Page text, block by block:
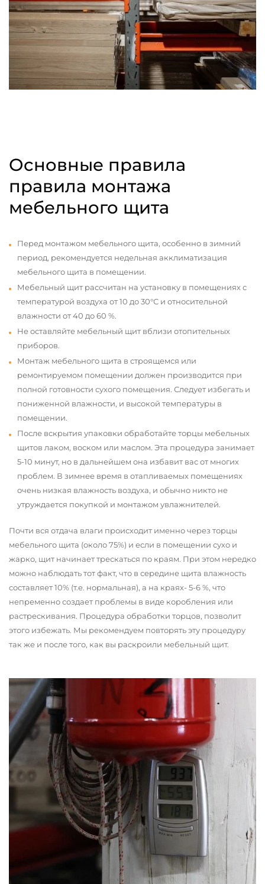
Основные правила
правила монтажа
мебельного щита
Перед монтажом мебельного щита, особенно в зимний
период, рекомендуется недельная акклиматизация
мебельного щита в помещении.
Мебельный щит рассчитан на установку в помещениях с
температурой воздуха от 10 до 30°С и относительной
влажности от 40 до 60 %.
Не оставляйте мебельный щит вблизи отопительных
приборов.
Монтаж мебельного щита в строящемся или
ремонтируемом помещении должен производится при
полной готовности сухого помещения. Следует избегать и
пониженной влажности, и высокой температуры в
помещении.
После вскрытия упаковки обработайте торцы мебельных
щитов лаком, воском или маслом. Эта процедура занимает
5-10 минут, но в дальнейшем она избавит вас от многих
проблем. В зимнее время в отапливаемых помещениях
очень низкая влажность воздуха, и обычно никто не
утруждается покупкой и монтажом увлажнителей.
Почти вся отдача влаги происходит именно через торцы
мебельного щита (около 75%) и если в помещении сухо и
жарко, щит начинает трескаться по краям. При этом нередко
можно наблюдать тот факт, что в середине щита влажность
составляет 10% (т.е. нормальная), а на краях- 5-6 %, что
непременно создает проблемы в виде коробления или
растрескивания. Процедура обработки торцов, позволит
этого избежать. Мы рекомендуем повторять эту процедуру
так же и после того, как вы раскроили мебельный щит.